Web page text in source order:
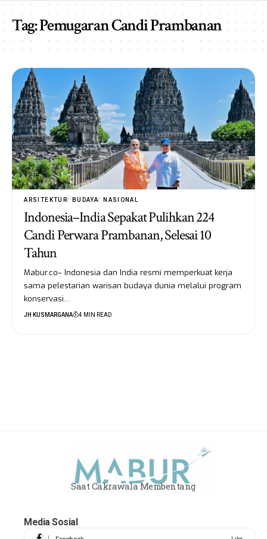
Tag:Pemugaran Candi Prambanan
ARSITEKTUR BUDAYA NASIONAL
Indonesia–India Sepakat Pulihkan 224
Candi Perwara Prambanan, Selesai 10
Tahun
Mabur.co– Indonesia dan India resmi memperkuat kerja
sama pelestarian warisan budaya dunia melalui program
konservasi…
JH KUSMARGANA 4 MIN READ
Saat Cakrawala Membentang
Media Sosial